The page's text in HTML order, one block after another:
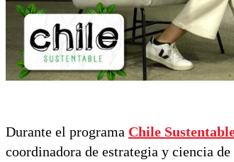
Durante el programa Chile
coordinadora de estrategia y ciencia de